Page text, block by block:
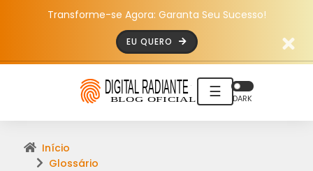
Transforme-se Agora: Garanta Seu Sucesso!
EU QUERO
☰ DARK
Início
Glossário